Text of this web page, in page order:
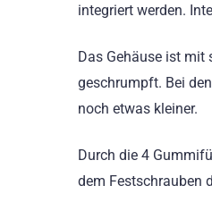
integriert werden.
Das Gehäuse ist mit
geschrumpft. Bei
noch etwas kleiner.
Durch die 4
dem Festschrauben